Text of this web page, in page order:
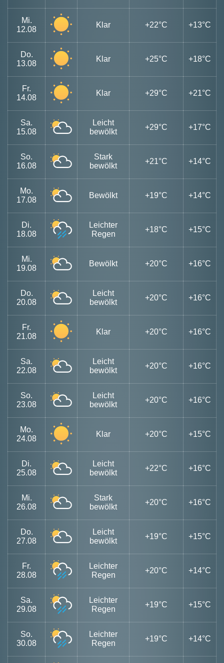
Mi.
12.08
Klar +22°C +13°C
Do.
13.08
Klar +25°C +18°C
Fr.
14.08
Klar +29°C +21°C
Sa.
15.08
Leicht
bewölkt
+29°C +17°C
So.
16.08
Stark
bewölkt
+21°C +14°C
Mo.
17.08
Bewölkt +19°C +14°C
Di.
18.08
Leichter
Regen
+18°C +15°C
Mi.
19.08
Bewölkt +20°C +16°C
Do.
20.08
Leicht
bewölkt
+20°C +16°C
Fr.
21.08
Klar +20°C +16°C
Sa.
22.08
Leicht
bewölkt
+20°C +16°C
So.
23.08
Leicht
bewölkt
+20°C +16°C
Mo.
24.08
Klar +20°C +15°C
Di.
25.08
Leicht
bewölkt
+22°C +16°C
Mi.
26.08
Stark
bewölkt
+20°C +16°C
Do.
27.08
Leicht
bewölkt
+19°C +15°C
Fr.
28.08
Leichter
Regen
+20°C +14°C
Sa.
29.08
Leichter
Regen
+19°C +15°C
So.
30.08
Leichter
Regen
+19°C +14°C